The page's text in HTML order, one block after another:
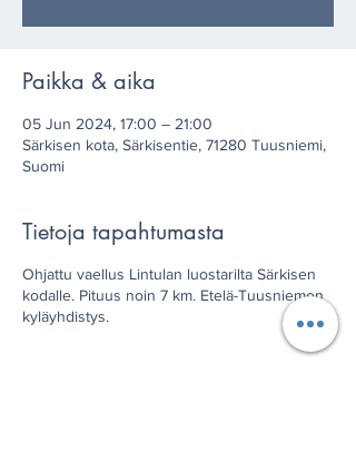
Paikka & aika
05 Jun 2024, 17:00 – 21:00
Särkisen kota, Särkisentie, 71280 Tuusniemi,
Suomi
Tietoja tapahtumasta
Ohjattu vaellus Lintulan luostarilta Särkisen
kodalle. Pituus noin 7 km. Etelä-Tuusniemen
kyläyhdistys.